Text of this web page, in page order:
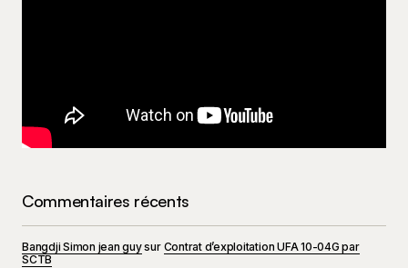
Commentaires récents
Bangdji Simon jean guysur Contrat d’exploitation UFA 10-04G par
SCTB